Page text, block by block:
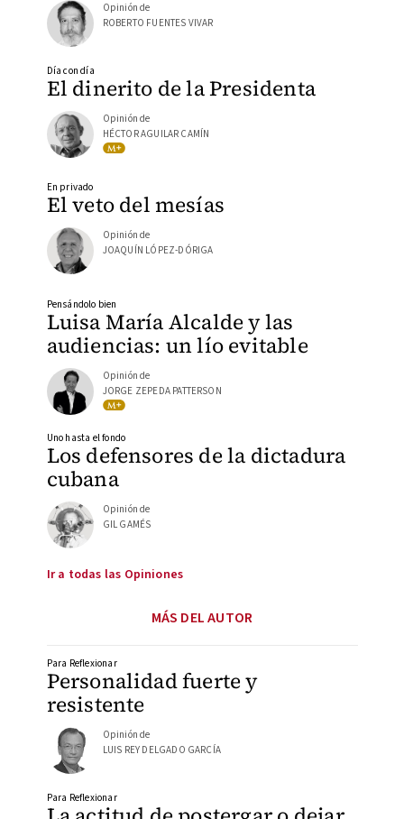
Opinión de
ROBERTO FUENTES VIVAR
El dinerito de la Presidenta
Día con día
Opinión de
HÉCTOR AGUILAR CAMÍN
El veto del mesías
En privado
Opinión de
JOAQUÍN LÓPEZ-DÓRIGA
Luisa María Alcalde y las
audiencias: un lío evitable
Pensándolo bien
Opinión de
JORGE ZEPEDA PATTERSON
Los defensores de la dictadura
cubana
Uno hasta el fondo
Opinión de
GIL GAMÉS
Ir a todas las Opiniones
MÁS DEL AUTOR
Personalidad fuerte y
resistente
Para Reflexionar
Opinión de
LUIS REY DELGADO GARCÍA
Para Reflexionar